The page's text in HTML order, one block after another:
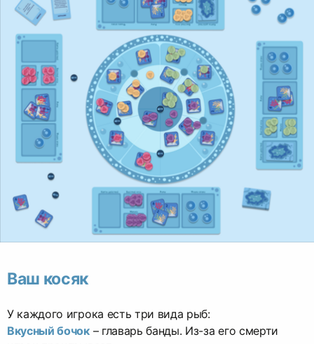
Ваш косяк
У каждого игрока есть три вида рыб:
Вкусный бочок– главарь банды. Из-за его смерти